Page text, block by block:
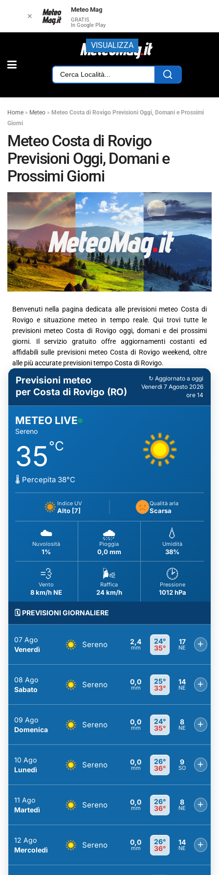
Home » Meteo » Meteo Costa di Rovigo Previsioni Oggi, Domani e Prossimi
Giorni
Meteo Costa di Rovigo
Previsioni Oggi, Domani e
Prossimi Giorni
Benvenuti nella pagina dedicata alle previsioni meteo Costa di
Rovigo e situazione meteo in tempo reale. Qui trovi tutte le
previsioni meteo Costa di Rovigo oggi, domani e dei prossimi
giorni. Il servizio gratuito offre aggiornamenti costanti ed
affidabili sulle previsioni meteo Costa di Rovigo weekend, oltre
alle più accurate previsioni tempo Costa di Rovigo.
Previsioni meteo
per Costa di Rovigo (RO)
↻ Aggiornato a oggi
Venerdì 7 Agosto 2026
ore 14
METEO LIVE
Sereno
35°C
🌡️ Percepita 38°C
Indice UV
Alto [7]
Qualità aria
Scarsa
☁️
Nuvolosità
1%
🌧️
Pioggia
0,0 mm
💧
Umidità
38%
💨
Vento
8 km/h NE
🌬️
Raffica
24 km/h
🕑
Pressione
1012 hPa
🗓️ PREVISIONI GIORNALIERE
07 Ago
Venerdì
Sereno 2,4
mm
24°
35°
17
NE +
08 Ago
Sabato
Sereno 0,0
mm
25°
33°
14
NE +
09 Ago
Domenica
Sereno 0,0
mm
24°
35°
8
NE +
10 Ago
Lunedì
Sereno 0,0
mm
26°
36°
9
SO +
11 Ago
Martedì
Sereno 0,0
mm
26°
36°
8
NE +
12 Ago
Mercoledì
Sereno 0,0
mm
26°
36°
14
NE +
✕
Meteo Mag
GRATIS
In Google Play
VISUALIZZA